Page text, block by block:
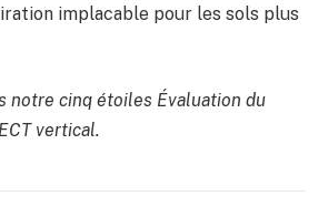
implacable pour les sols plus
notre cinq étoiles Évaluation du
vertical.